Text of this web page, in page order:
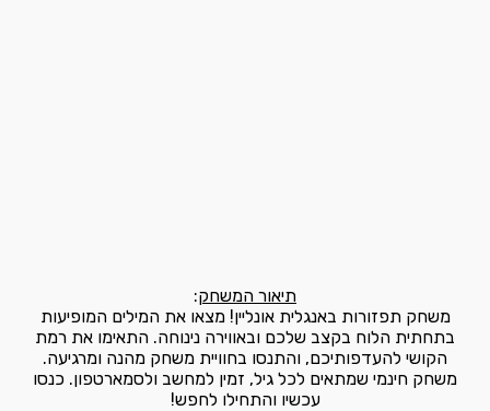
תיאור המשחק:
משחק תפזורות באנגלית אונליין! מצאו את המילים המופיעות
בתחתית הלוח בקצב שלכם ובאווירה נינוחה. התאימו את רמת
הקושי להעדפותיכם, והתנסו בחוויית משחק מהנה ומרגיעה.
משחק חינמי שמתאים לכל גיל, זמין למחשב ולסמארטפון. כנסו
עכשיו והתחילו לחפש!